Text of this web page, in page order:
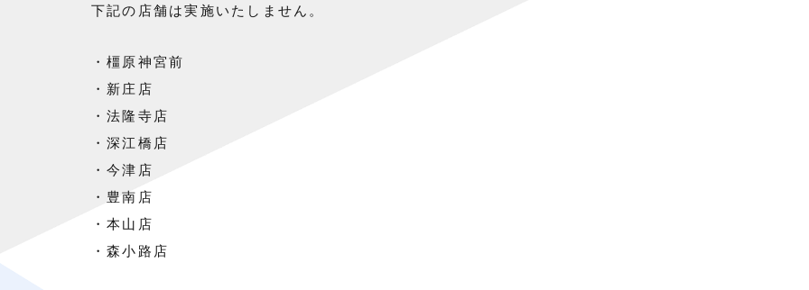
下記の店舗は実施いたしません。
・橿原神宮前
・新庄店
・法隆寺店
・深江橋店
・今津店
・豊南店
・本山店
・森小路店